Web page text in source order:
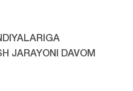
JARAYONI DAVOM